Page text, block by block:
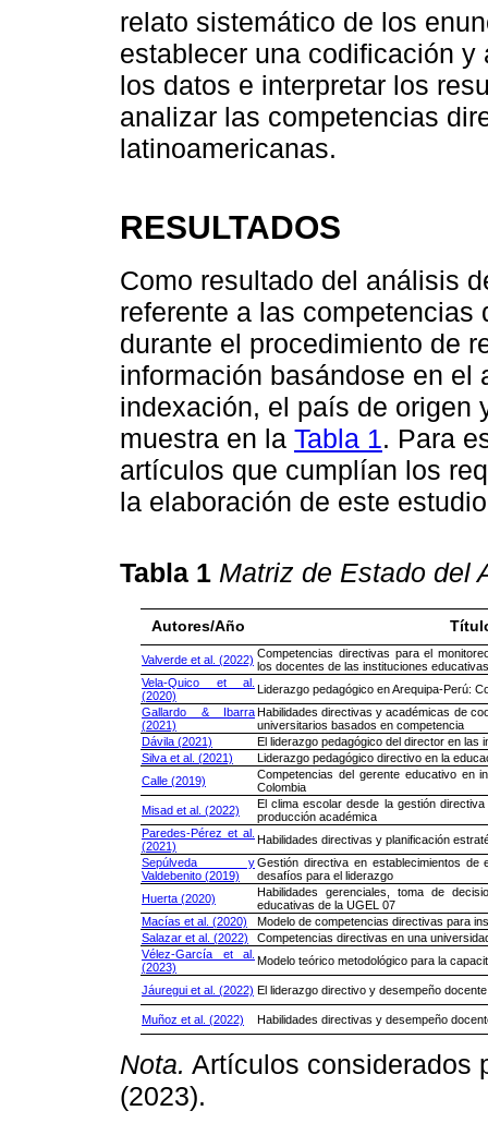
relato sistemático de los
establecer una codificación
los datos e interpretar los
analizar las competencias
latinoamericanas.
RESULTADOS
Como resultado del análisis
referente a las
durante el procedimiento de
información basándose en el
indexación, el país de origen
muestra en la Tabla 1 . Para
artículos que cumplían los
la elaboración de este
Tabla 1 Matriz de Estado del
Autores/Año
Valverde et al. (2022) Competencias directivas para el
los docentes de las instituciones educativas
Vela-Quico et al.
(2020)
Liderazgo pedagógico en Arequipa-Perú:
Gallardo & Ibarra
(2021)
Habilidades directivas y académicas de
universitarios basados en competencia
Dávila (2021)
El liderazgo pedagógico del director en las
Silva et al. (2021)
Liderazgo pedagógico directivo en la
Calle (2019)
Competencias del gerente educativo en
Colombia
Misad et al. (2022)
El clima escolar desde la gestión
producción académica
Paredes-Pérez et al.
(2021)
Habilidades directivas y planificación
Sepúlveda y
Valdebenito (2019)
Gestión directiva en establecimientos de
desafíos para el liderazgo
Huerta (2020)
Habilidades gerenciales, toma de
educativas de la UGEL 07
Macías et al. (2020)
Modelo de competencias directivas para
Salazar et al. (2022)
Competencias directivas en una
Vélez-García et al.
(2023)
Modelo teórico metodológico para la
Jáuregui et al. (2022) El liderazgo directivo y desempeño
Muñoz et al. (2022) Habilidades directivas y desempeño
Nota. Artículos considerados
(2023).